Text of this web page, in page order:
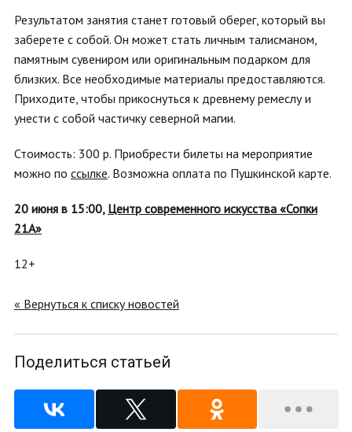
Результатом занятия станет готовый оберег, который вы
заберете с собой. Он может стать личным талисманом,
памятным сувениром или оригинальным подарком для
близких. Все необходимые материалы предоставляются.
Приходите, чтобы прикоснуться к древнему ремеслу и
унести с собой частичку северной магии.
Стоимость: 300 р. Приобрести билеты на мероприятие
можно по ссылке. Возможна оплата по Пушкинской карте.
20 июня в 15:00, Центр современного искусства «Сопки
21А»
12+
« Вернуться к списку новостей
Поделиться статьей